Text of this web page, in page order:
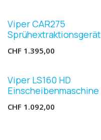
Viper CAR275
Sprühextraktionsgerät
CHF 1.395,00
Viper LS160 HD
Einscheibenmaschine
CHF 1.092,00